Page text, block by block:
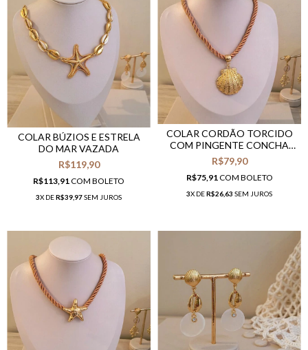
COLAR BÚZIOS E ESTRELA
DO MAR VAZADA
R$119,90
R$113,91 COM BOLETO
3X DER$39,97SEM JUROS
COLAR CORDÃO TORCIDO
COM PINGENTE CONCHA
DOURADA
R$79,90
R$75,91COM BOLETO
3X DER$26,63 SEM JUROS